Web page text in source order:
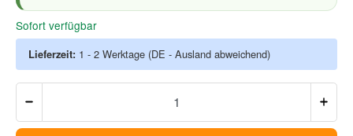
Sofort verfügbar
Lieferzeit: 1 - 2 Werktage (DE - Ausland abweichend)